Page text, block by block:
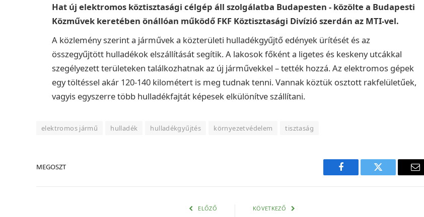
Hat új elektromos köztisztasági célgép áll szolgálatba Budapesten - közölte a Budapesti
Közművek keretében önállóan működő FKF Köztisztasági Divízió szerdán az MTI-vel.
A közlemény szerint a járművek a közterületi hulladékgyűjtő edények ürítését és az
összegyűjtött hulladékok elszállítását segítik. A lakosok főként a ligetes és keskeny utcákkal
szegélyezett területeken találkozhatnak az új járművekkel – tették hozzá. Az elektromos gépek
egy töltéssel akár 120-140 kilométert is meg tudnak tenni. Vannak köztük osztott rakfelületűek,
vagyis egyszerre több hulladékfajtát képesek elkülönítve szállítani.
elektromos jármű hulladék hulladékgyűjtés környezetvédelem tisztaság
MEGOSZT
Facebook Twitter
E-
ELŐZŐ KÖVETKEZŐ